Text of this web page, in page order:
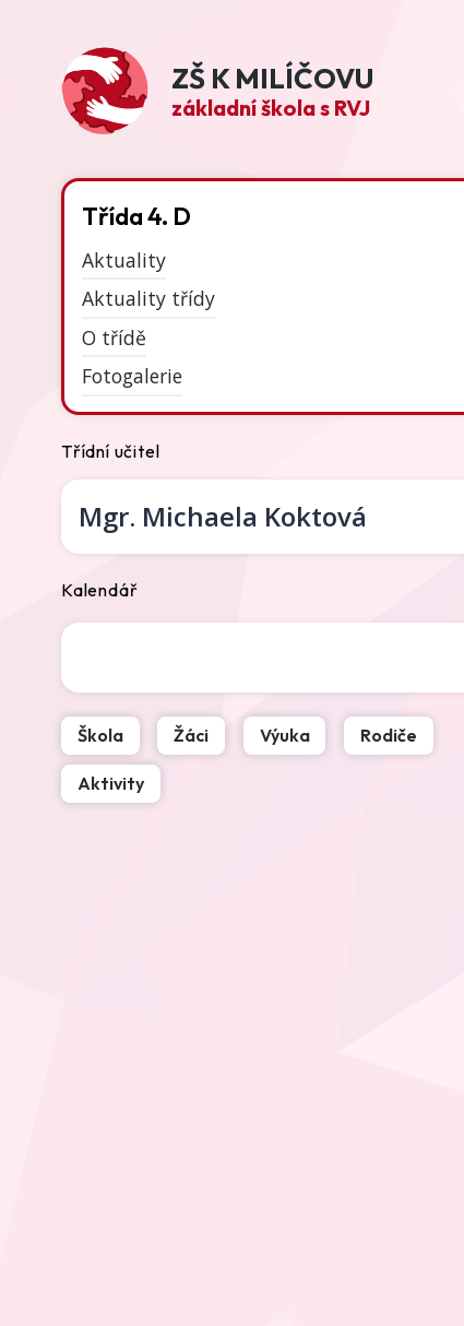
ZŠ K MILÍČOVU
základní škola s RVJ
Třída 4. D
Aktuality
Aktuality třídy
O třídě
Fotogalerie
Třídní učitel
Mgr. Michaela Koktová
Kalendář
Škola Žáci Výuka Rodiče
Aktivity